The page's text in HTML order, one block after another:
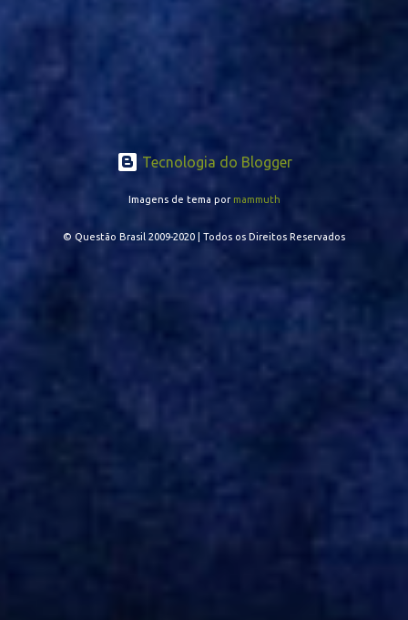
Tecnologia do Blogger
Imagens de tema por mammuth
© Questão Brasil 2009-2020 | Todos os Direitos Reservados